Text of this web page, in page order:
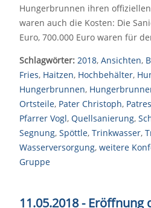
Hungerbrunnen ihren
waren auch die Kosten: Die
Euro, 700.000 Euro waren für
Schlagwörter: 2018, Ansichten,
Fries, Haitzen, Hochbehälter,
Hungerbrunnen,
Ortsteile, Pater Christoph,
Pfarrer Vogl, Quellsanierung,
Segnung, Spöttle, Trinkwasser,
Wasserversorgung, weitere
Gruppe
11.05.2018 - Eröffnung